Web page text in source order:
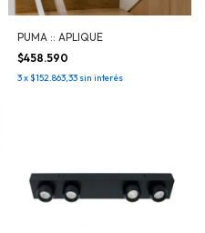
PUMA :: APLIQUE
$458.590
3x$152.863,33 sin interés